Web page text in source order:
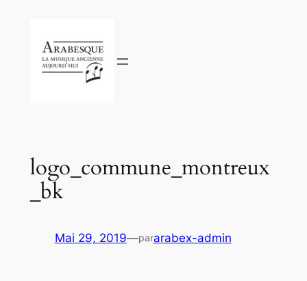
contenu
logo_commune_montreux
_bk
Mai 29, 2019—pararabex-admin